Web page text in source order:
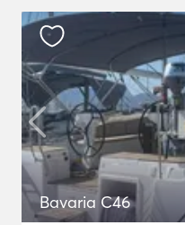
Bavaria C46